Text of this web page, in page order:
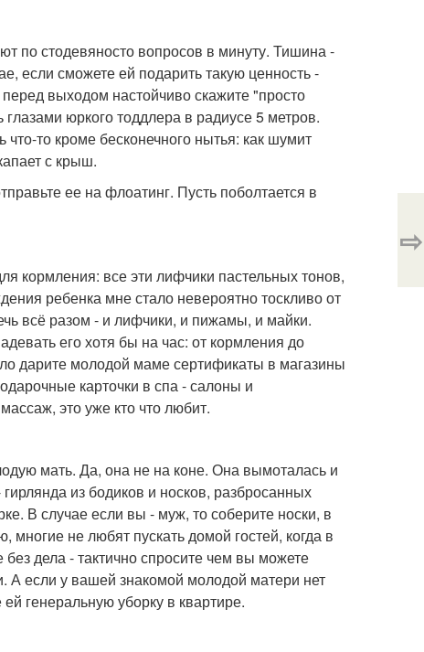
по стодевяносто вопросов в минуту. Тишина -
если сможете ей подарить такую ценность -
выходом настойчиво скажите "просто
юркого тоддлера в радиусе 5 метров.
то кроме бесконечного нытья: как шумит
с крыш.
ее на флоатинг. Пусть поболтается в
кормления: все эти лифчики пастельных тонов,
ребенка мне стало невероятно тоскливо от
всё разом - и лифчики, и пижамы, и майки.
его хотя бы на час: от кормления до
дарите молодой маме сертификаты в магазины
карточки в спа - салоны и
это уже кто что любит.
мать. Да, она не на коне. Она вымоталась и
из бодиков и носков, разбросанных
В случае если вы - муж, то соберите носки, в
многие не любят пускать домой гостей, когда в
дела - тактично спросите чем вы можете
А если у вашей знакомой молодой матери нет
генеральную уборку в квартире.
⇨